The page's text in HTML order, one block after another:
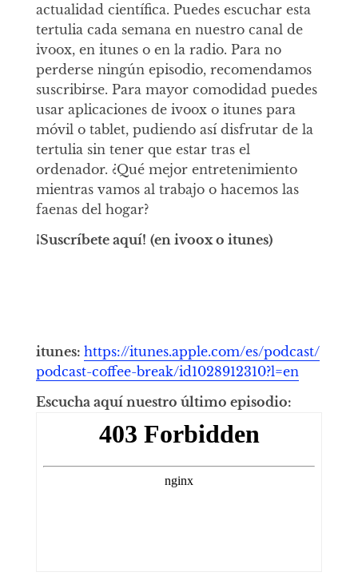
actualidad científica. Puedes escuchar esta
tertulia cada semana en nuestro canal de
ivoox, en itunes o en la radio. Para no
perderse ningún episodio, recomendamos
suscribirse. Para mayor comodidad puedes
usar aplicaciones de ivoox o itunes para
móvil o tablet, pudiendo así disfrutar de la
tertulia sin tener que estar tras el
ordenador. ¿Qué mejor entretenimiento
mientras vamos al trabajo o hacemos las
faenas del hogar?
¡Suscríbete aquí! (en ivoox o itunes)
itunes: https://itunes.apple.com/es/podcast/
podcast-coffee-break/id1028912310?l=en
Escucha aquí nuestro último episodio: